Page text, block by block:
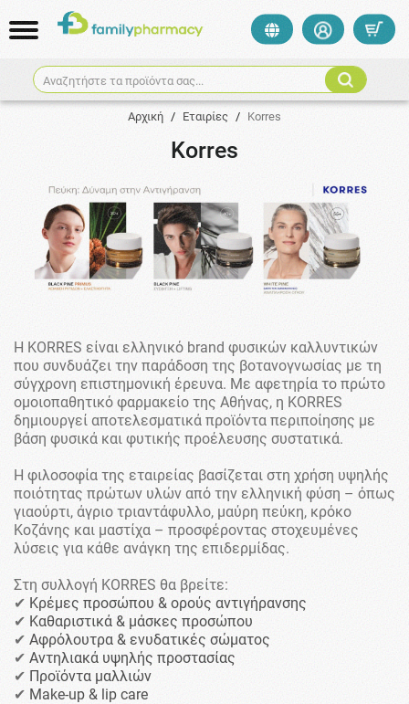
Αναζητήστε τα προϊόντα σας...
Αρχική / Εταιρίες / Korres
Korres
Η KORRES είναι ελληνικό brand φυσικών καλλυντικών
που συνδυάζει την παράδοση της βοτανογνωσίας με τη
σύγχρονη επιστημονική έρευνα. Με αφετηρία το πρώτο
ομοιοπαθητικό φαρμακείο της Αθήνας, η KORRES
δημιουργεί αποτελεσματικά προϊόντα περιποίησης με
βάση φυσικά και φυτικής προέλευσης συστατικά.
Η φιλοσοφία της εταιρείας βασίζεται στη χρήση υψηλής
ποιότητας πρώτων υλών από την ελληνική φύση – όπως
γιαούρτι, άγριο τριαντάφυλλο, μαύρη πεύκη, κρόκο
Κοζάνης και μαστίχα – προσφέροντας στοχευμένες
λύσεις για κάθε ανάγκη της επιδερμίδας.
Στη συλλογή KORRES θα βρείτε:
✔ Κρέμες προσώπου & ορούς αντιγήρανσης
✔ Καθαριστικά & μάσκες προσώπου
✔ Αφρόλουτρα & ενυδατικές σώματος
✔ Αντηλιακά υψηλής προστασίας
✔ Προϊόντα μαλλιών
✔ Make-up & lip care